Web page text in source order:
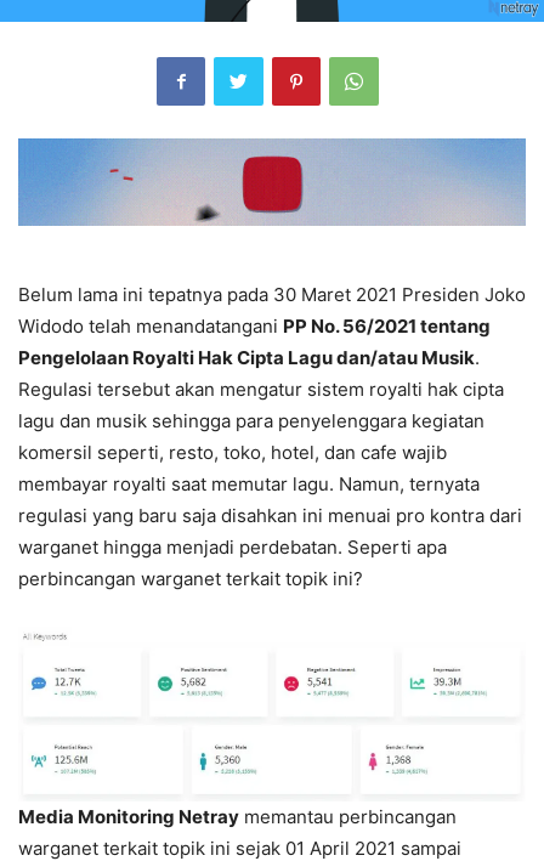
Belum lama ini tepatnya pada 30 Maret 2021 Presiden Joko
Widodo telah menandatangani PP No. 56/2021 tentang
Pengelolaan Royalti Hak Cipta Lagu dan/atau Musik.
Regulasi tersebut akan mengatur sistem royalti hak cipta
lagu dan musik sehingga para penyelenggara kegiatan
komersil seperti, resto, toko, hotel, dan cafe wajib
membayar royalti saat memutar lagu. Namun, ternyata
regulasi yang baru saja disahkan ini menuai pro kontra dari
warganet hingga menjadi perdebatan. Seperti apa
perbincangan warganet terkait topik ini?
Media Monitoring Netray memantau perbincangan
warganet terkait topik ini sejak 01 April 2021 sampai